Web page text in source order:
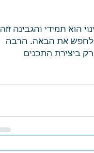
הוא תמידי והגבינה זזה
לחפש את הבאה. הרבה
ביצירת התכנים